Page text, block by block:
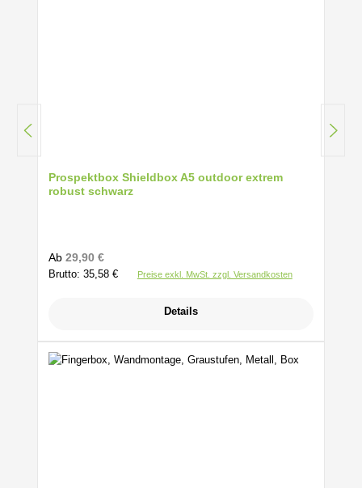
Prospektbox Shieldbox A5 outdoor extrem
robust schwarz
Regulärer Preis:
Ab 29,90 €
Brutto: 35,58 € Preise exkl. MwSt. zzgl. Versandkosten
Details